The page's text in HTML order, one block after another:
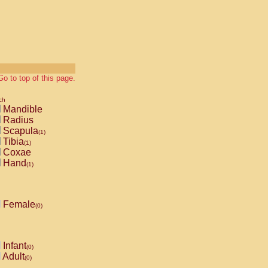
to top of this page.
Mandible
Radius
Scapula(1)
Tibia(1)
Coxae
Hand(1)
Female(0)
Infant(0)
Adult(0)